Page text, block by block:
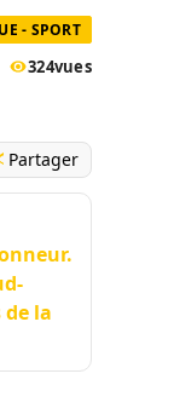
- SPORT
324vues
Partager
la